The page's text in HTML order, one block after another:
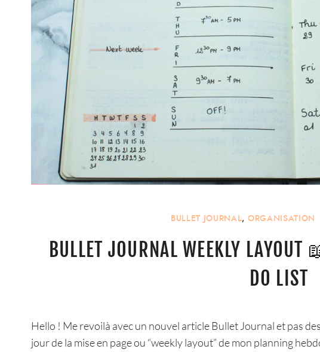
BULLET JOURNAL, ORGANISATION
BULLET JOURNAL WEEKLY
DO LIST
Hello ! Me revoilà avec un nouvel article Bullet Journal et pas
jour de la mise en page ou “weekly layout” de mon planning